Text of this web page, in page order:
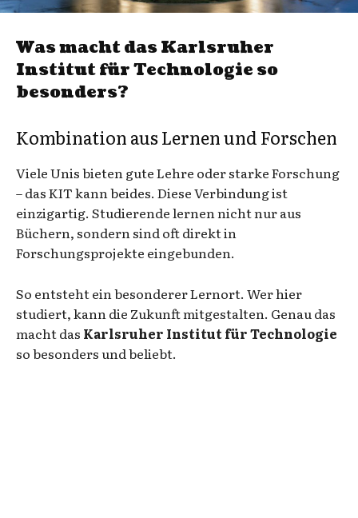
Was macht das Karlsruher
Institut für Technologie so
besonders?
Kombination aus Lernen und Forschen
Viele Unis bieten gute Lehre oder starke Forschung
– das KIT kann beides. Diese Verbindung ist
einzigartig. Studierende lernen nicht nur aus
Büchern, sondern sind oft direkt in
Forschungsprojekte eingebunden.
So entsteht ein besonderer Lernort. Wer hier
studiert, kann die Zukunft mitgestalten. Genau das
macht das Karlsruher Institut für Technologie
so besonders und beliebt.